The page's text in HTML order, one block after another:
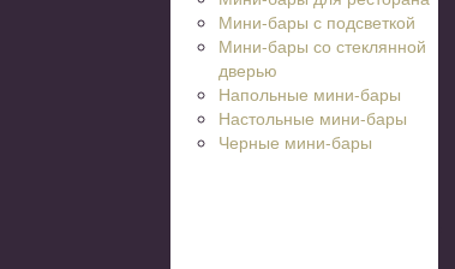
Мини-бары с подсветкой
Мини-бары со стеклянной
дверью
Напольные мини-бары
Настольные мини-бары
Черные мини-бары